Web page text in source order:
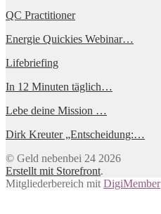
QC Practitioner
Energie Quickies Webinar…
Lifebriefing
In 12 Minuten täglich…
Lebe deine Mission …
Dirk Kreuter „Entscheidung:…
© Geld nebenbei 24 2026
Erstellt mit Storefront.
Mitgliederbereich mit DigiMember